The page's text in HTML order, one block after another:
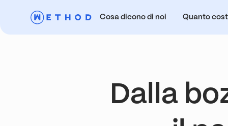
Cosa dicono di noi Quanto
Dalla